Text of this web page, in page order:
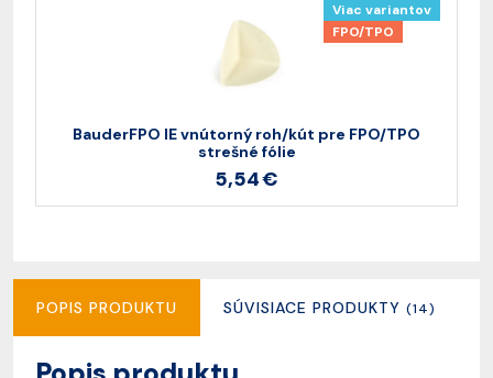
Viac variantov
FPO/TPO
BauderFPO IE vnútorný roh/kút pre FPO/TPO
strešné fólie
5,54 €
POPIS PRODUKTU SÚVISIACE PRODUKTY (14)